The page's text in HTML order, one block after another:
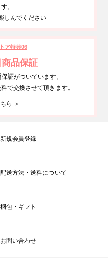
。
しんでください
ア特典06
品保証
証がついています。
で交換させて頂きます。
ら ＞
新規会員登録
配送方法・送料について
梱包・ギフト
お問い合わせ